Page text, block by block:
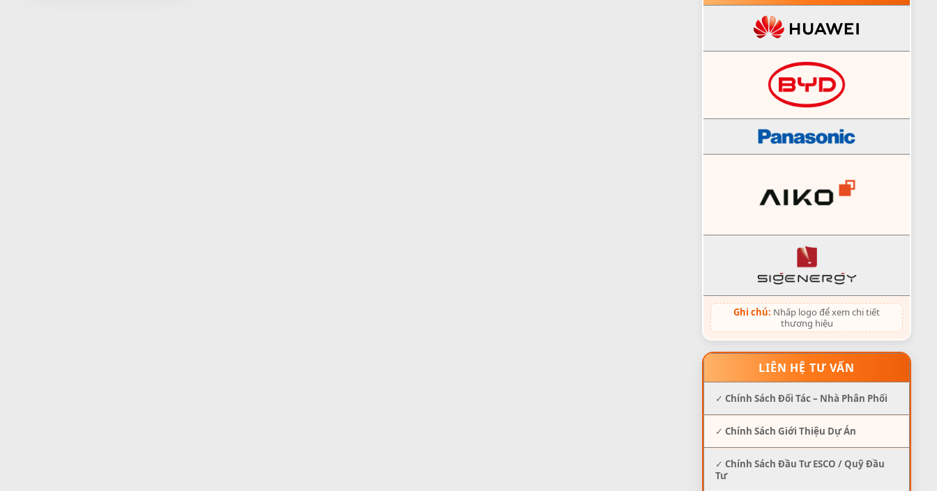
Ghi chú: Nhấp logo để xem chi tiết
thương hiệu
LIÊN HỆ TƯ VẤN
✓ Chính Sách Đối Tác – Nhà Phân Phối
✓ Chính Sách Giới Thiệu Dự Án
✓ Chính Sách Đầu Tư ESCO / Quỹ Đầu
Tư